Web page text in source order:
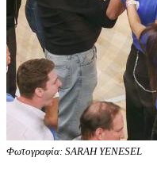
Φωτογραφία: SARAH YENESEL